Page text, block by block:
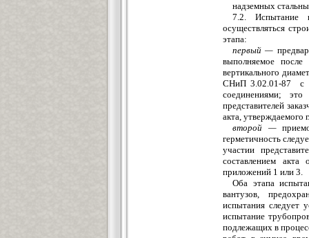
надземных
7.2. Испытание
осуществляться
этапа:
первый —
выполняемое после
вертикального
СНиП 3.02.01-87 с
соединениями;
представителей
акта, утверждаемого
второй —
герметичность
участии
составлением акта
приложений 1 или 3.
Оба этапа
вантузов,
испытания следует
испытание
подлежащих в